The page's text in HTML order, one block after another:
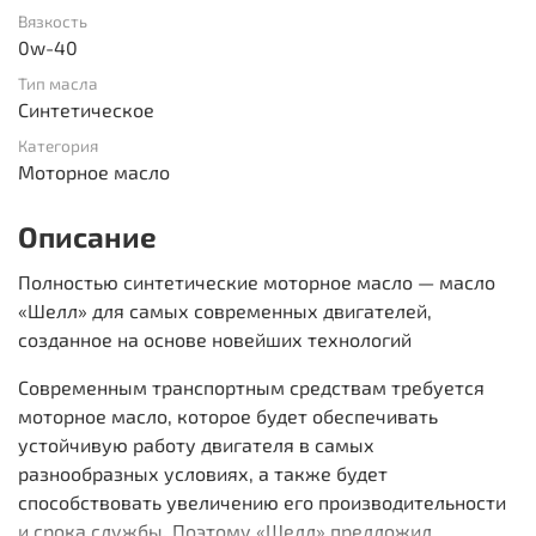
Вязкость
0w-40
Тип масла
Синтетическое
Категория
Моторное масло
Описание
Полностью синтетические моторное масло — масло
«Шелл» для самых современных двигателей,
созданное на основе новейших технологий
Современным транспортным средствам требуется
моторное масло, которое будет обеспечивать
устойчивую работу двигателя в самых
разнообразных условиях, а также будет
способствовать увеличению его производительности
и срока службы. Поэтому «Шелл» предложил